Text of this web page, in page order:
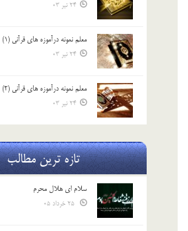
24 تیر 03
معلم نمونه درآموزه هاي قرآني (1)
24 تیر 03
معلم نمونه درآموزه هاي قرآني (2)
24 تیر 03
تازه ترین مطالب
سلام ای هلال محرم